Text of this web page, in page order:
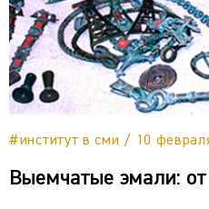
#институт в сми / 10
Выемчатые эмали: